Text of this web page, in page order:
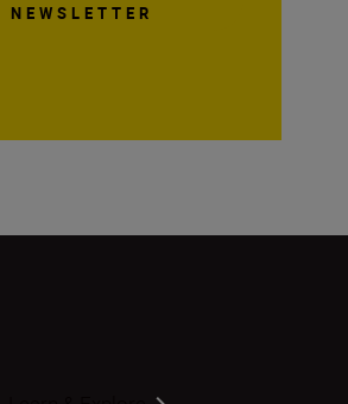
NEWSLETTER